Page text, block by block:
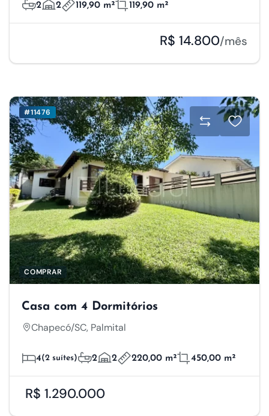
2 2 119,90 m² 119,90 m²
R$ 14.800/mês
#11476
COMPRAR
Casa com 4 Dormitórios
Chapecó/SC, Palmital
4(2 suítes) 2 2 220,00 m² 450,00 m²
R$ 1.290.000